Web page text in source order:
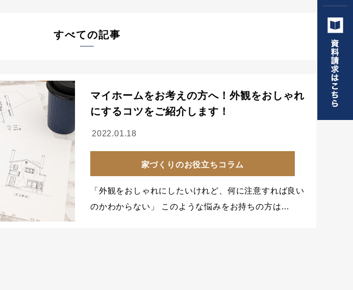
すべての記事
マイホームをお考えの方へ！外観をおしゃれ
にするコツをご紹介します！
2022.01.18
家づくりのお役立ちコラム
「外観をおしゃれにしたいけれど、何に注意すれば良い
のかわからない」 このような悩みをお持ちの方は…